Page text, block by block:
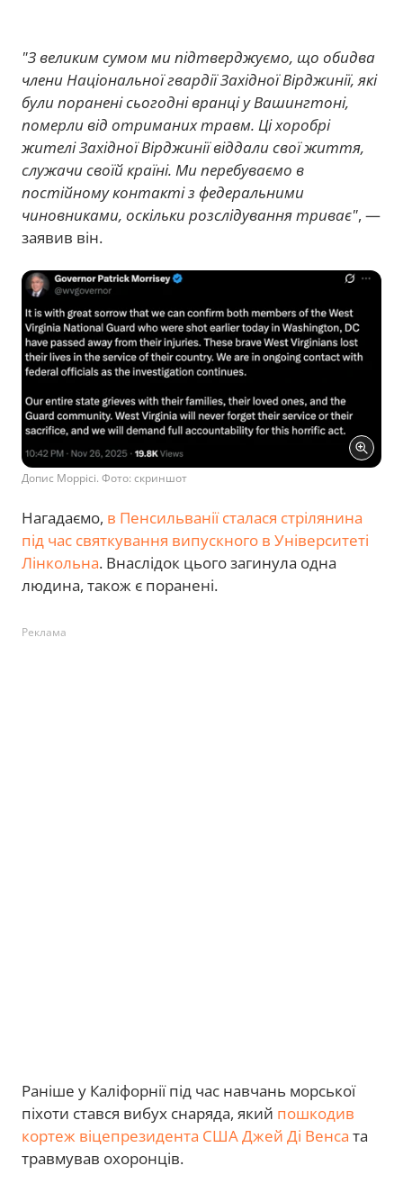
"З великим сумом ми підтверджуємо, що обидва
члени Національної гвардії Західної Вірджинії, які
були поранені сьогодні вранці у Вашингтоні,
померли від отриманих травм. Ці хоробрі
жителі Західної Вірджинії віддали свої життя,
служачи своїй країні. Ми перебуваємо в
постійному контакті з федеральними
чиновниками, оскільки розслідування триває", —
заявив він.
Допис Моррісі. Фото: скриншот
Нагадаємо, в Пенсильванії сталася стрілянина
під час святкування випускного в Університеті
Лінкольна. Внаслідок цього загинула одна
людина, також є поранені.
Реклама
Раніше у Каліфорнії під час навчань морської
піхоти стався вибух снаряда, який пошкодив
кортеж віцепрезидента США Джей Ді Венса та
травмував охоронців.